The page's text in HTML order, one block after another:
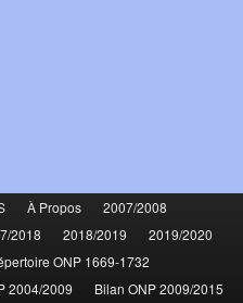
À Propos
2007/2008
2018 2018/2019
2019/2020
ONP 1669-1732
2004/2009
Bilan ONP 2009/2015